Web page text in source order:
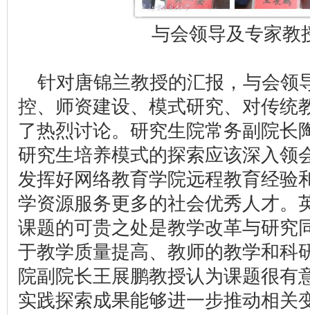
与会领导及专家教
针对唐锦兰教授的汇报，与会领
控、师资建设、模式研究、对传统
了热烈讨论。研究生院常务副院长
研究生培养模式的探索应该深入领
发挥好网络教育学院远程教育经验
学资源服务更多的社会优秀人才。
课题的可贵之处是教学改革与研究
于教学质量提高、教师的教学和科
院副院长王展鹏教授认为课题很有
实践探索成果能够进一步推动相关